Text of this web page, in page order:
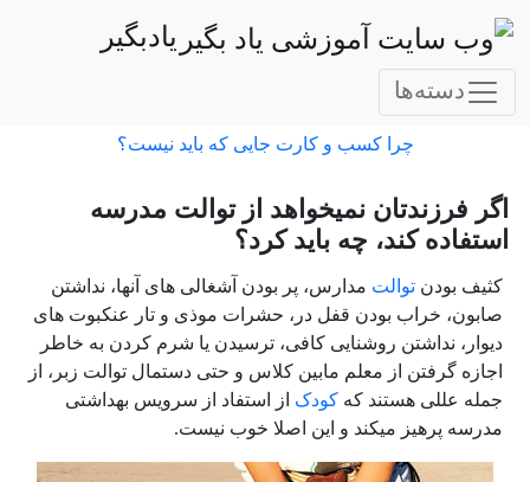
یادبگیر
دسته‌ها
چرا کسب و کارت جایی که باید نیست؟
اگر فرزندتان نمیخواهد از توالت مدرسه
استفاده کند، چه باید کرد؟
کثیف بودن توالت مدارس، پر بودن آشغالی های آنها، نداشتن
صابون، خراب بودن قفل در، حشرات موذی و تار عنکبوت های
دیوار، نداشتن روشنایی کافی، ترسیدن یا شرم کردن به خاطر
اجازه گرفتن از معلم مابین کلاس و حتی دستمال توالت زبر، از
جمله عللی هستند که کودک از استفاد از سرویس بهداشتی
مدرسه پرهیز میکند و این اصلا خوب نیست.